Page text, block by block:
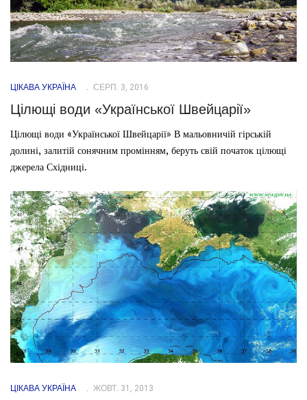
ЦІКАВА УКРАЇНА СЕРП. 3, 2016
Цілющі води «Української Швейцарії»
Цілющі води «Української Швейцарії» В мальовничій гірській
долині, залитій сонячним промінням, беруть свій початок цілющі
джерела Східниці.
ЦІКАВА УКРАЇНА ЖОВТ. 31, 2013